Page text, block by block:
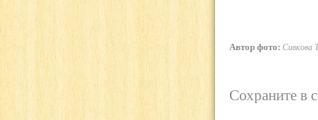
Автор фото: Сивкова
Сохраните в